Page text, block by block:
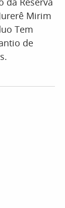
Mirim
Tem
de